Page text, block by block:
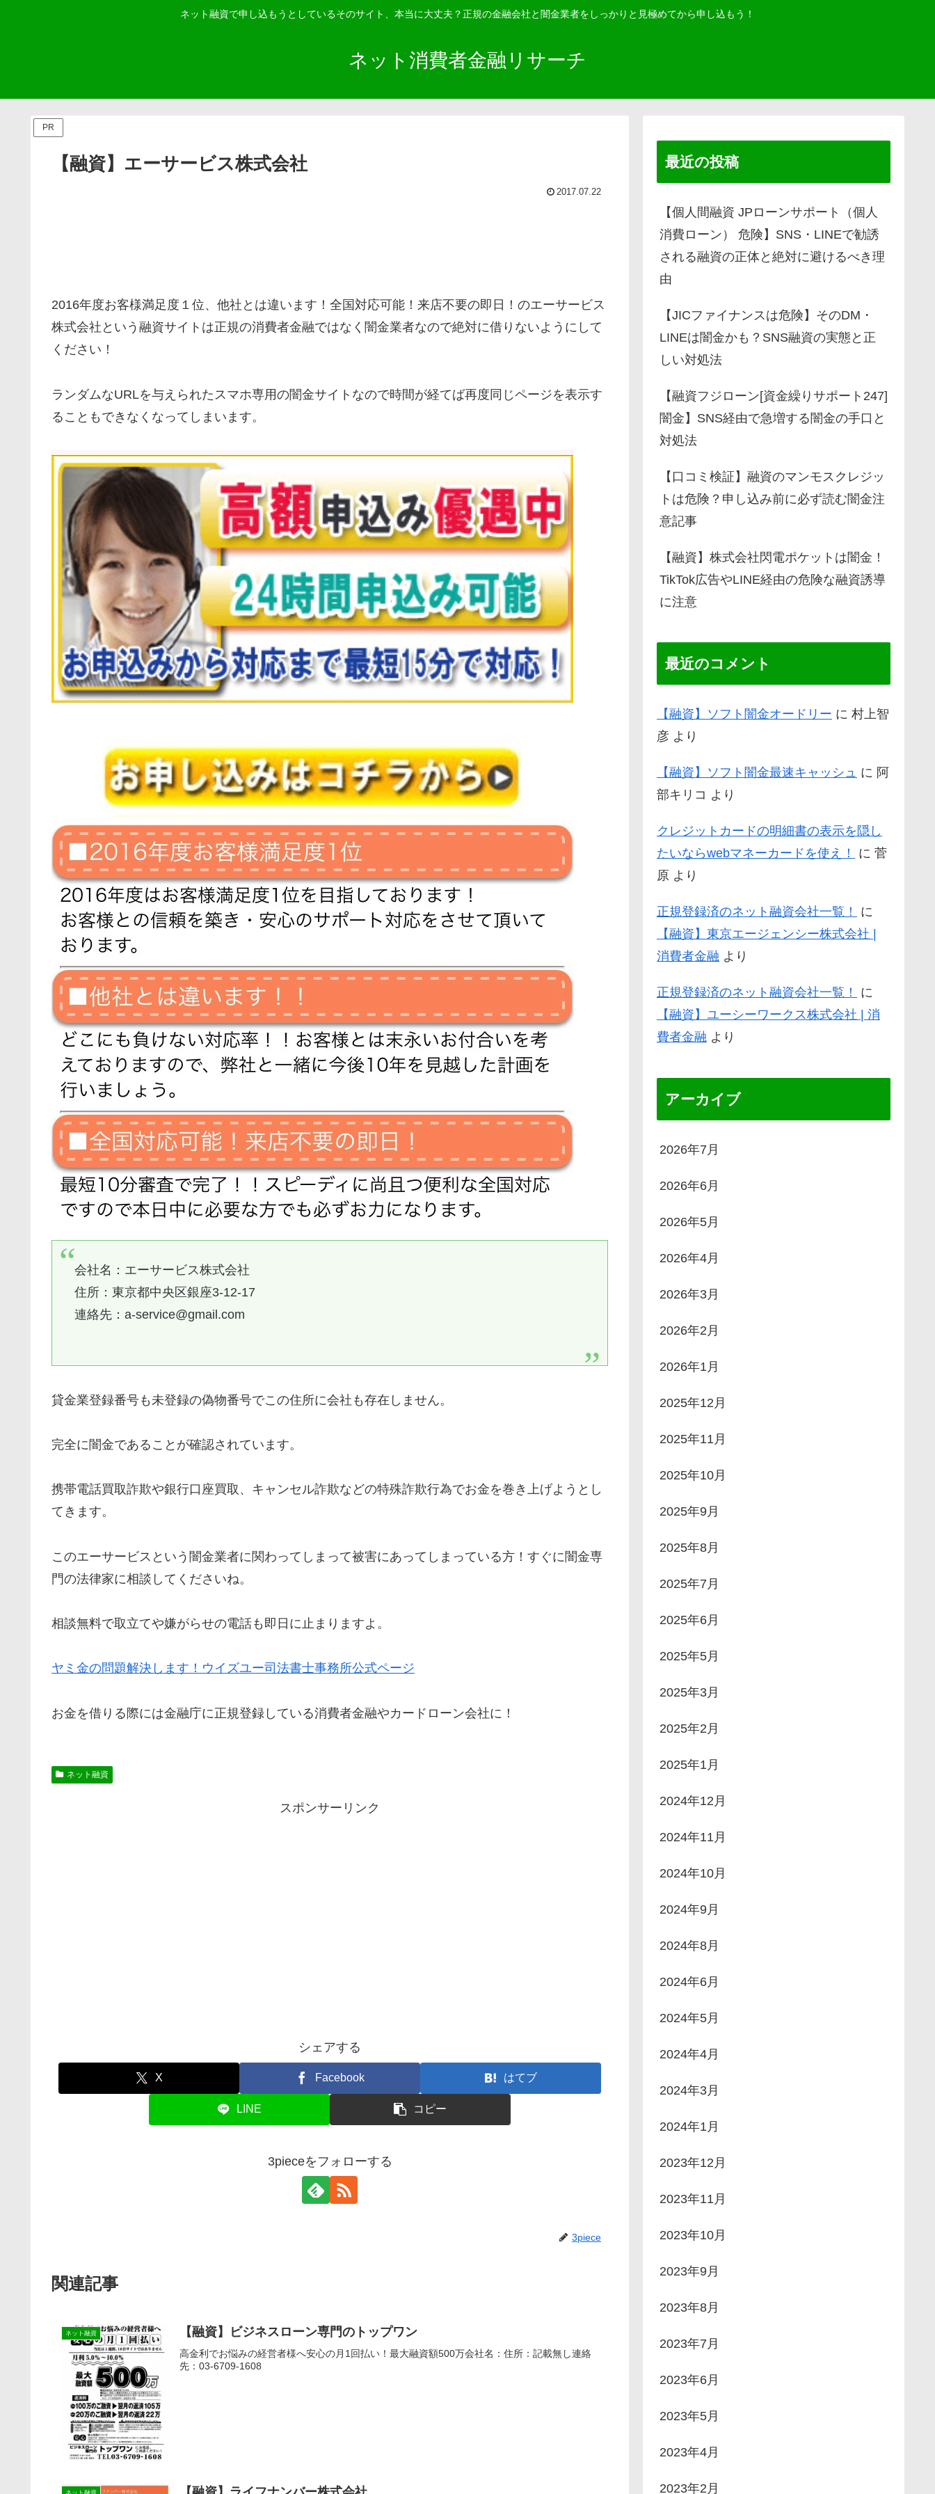
ネット融資で申し込もうとしているそのサイト、本当に大丈夫？正規の金融会社と闇金業者をしっかりと見極めてから申し込もう！
ネット消費者金融リサーチ
PR
【融資】エーサービス株式会社
2017.07.22
2016年度お客様満足度１位、他社とは違います！全国対応可能！来店不要の即日！のエーサービス
株式会社という融資サイトは正規の消費者金融ではなく闇金業者なので絶対に借りないようにして
ください！
ランダムなURLを与えられたスマホ専用の闇金サイトなので時間が経てば再度同じページを表示す
ることもできなくなってしまいます。
会社名：エーサービス株式会社
住所：東京都中央区銀座3-12-17
連絡先：a-service@gmail.com
貸金業登録番号も未登録の偽物番号でこの住所に会社も存在しません。
完全に闇金であることが確認されています。
携帯電話買取詐欺や銀行口座買取、キャンセル詐欺などの特殊詐欺行為でお金を巻き上げようとし
てきます。
このエーサービスという闇金業者に関わってしまって被害にあってしまっている方！すぐに闇金専
門の法律家に相談してくださいね。
相談無料で取立てや嫌がらせの電話も即日に止まりますよ。
ヤミ金の問題解決します！ウイズユー司法書士事務所公式ページ
お金を借りる際には金融庁に正規登録している消費者金融やカードローン会社に！
ネット融資
スポンサーリンク
シェアする
X Facebook はてブ
LINE コピー
3pieceをフォローする
3piece
関連記事
ネット融資 【融資】ビジネスローン専門のトップワン
高金利でお悩みの経営者様へ安心の月1回払い！最大融資額500万会社名：住所：記載無し連絡
先：03-6709-1608
ネット融資
最近の投稿
【個人間融資 JPローンサポート（個人
消費ローン） 危険】SNS・LINEで勧誘
される融資の正体と絶対に避けるべき理
由
【JICファイナンスは危険】そのDM・
LINEは闇金かも？SNS融資の実態と正
しい対処法
【融資フジローン[資金繰りサポート247]
闇金】SNS経由で急増する闇金の手口と
対処法
【口コミ検証】融資のマンモスクレジッ
トは危険？申し込み前に必ず読む闇金注
意記事
【融資】株式会社閃電ポケットは闇金！
TikTok広告やLINE経由の危険な融資誘導
に注意
最近のコメント
【融資】ソフト闇金オードリー に 村上智
彦 より
【融資】ソフト闇金最速キャッシュ に 阿
部キリコ より
クレジットカードの明細書の表示を隠し
たいならwebマネーカードを使え！
に 菅
原 より
正規登録済のネット融資会社一覧！
に
【融資】東京エージェンシー株式会社 |
消費者金融 より
正規登録済のネット融資会社一覧！
に
【融資】ユーシーワークス株式会社 | 消
費者金融 より
アーカイブ
2026年7月
2026年6月
2026年5月
2026年4月
2026年3月
2026年2月
2026年1月
2025年12月
2025年11月
2025年10月
2025年9月
2025年8月
2025年7月
2025年6月
2025年5月
2025年3月
2025年2月
2025年1月
2024年12月
2024年11月
2024年10月
2024年9月
2024年8月
2024年6月
2024年5月
2024年4月
2024年3月
2024年1月
2023年12月
2023年11月
2023年10月
2023年9月
2023年8月
2023年7月
2023年6月
2023年5月
2023年4月
2023年2月